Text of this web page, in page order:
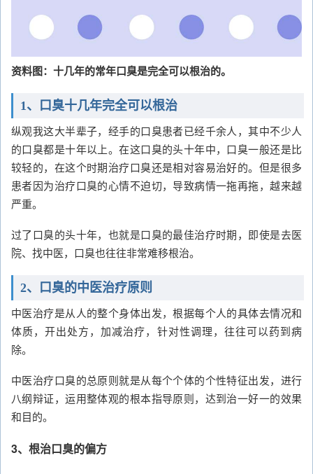
资料图：十几年的常年口臭是完全可以根治的。
1、口臭十几年完全可以根治
纵观我这大半辈子，经手的口臭患者已经千余人，其中不少人
的口臭都是十年以上。在这口臭的头十年中，口臭一般还是比
较轻的，在这个时期治疗口臭还是相对容易治好的。但是很多
患者因为治疗口臭的心情不迫切，导致病情一拖再拖，越来越
严重。
过了口臭的头十年，也就是口臭的最佳治疗时期，即使是去医
院、找中医，口臭也往往非常难移根治。
2、口臭的中医治疗原则
中医治疗是从人的整个身体出发，根据每个人的具体去情况和
体质，开出处方，加减治疗，针对性调理，往往可以药到病
除。
中医治疗口臭的总原则就是从每个个体的个性特征出发，进行
八纲辩证，运用整体观的根本指导原则，达到治一好一的效果
和目的。
3、根治口臭的偏方